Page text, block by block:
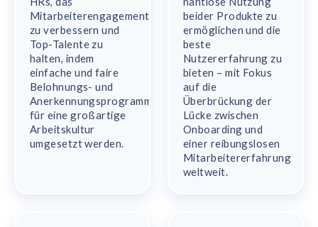
Mitarbeiterengagement
zu verbessern und
Top-Talente zu
halten, indem
einfache und faire
Belohnungs- und
Anerkennungsprogramme
für eine großartige
Arbeitskultur
umgesetzt werden.
beider Produkte zu
ermöglichen und die
beste
Nutzererfahrung zu
bieten – mit Fokus
auf die
Überbrückung der
Lücke zwischen
Onboarding und
einer reibungslosen
Mitarbeitererfahrung
weltweit.